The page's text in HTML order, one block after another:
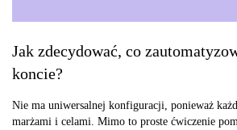
Jak zdecydować, co
koncie?
Nie ma uniwersalnej konfiguracji, ponieważ
marżami i celami. Mimo to proste ćwiczenie